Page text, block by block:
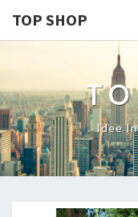
TOP SHOP
Idee